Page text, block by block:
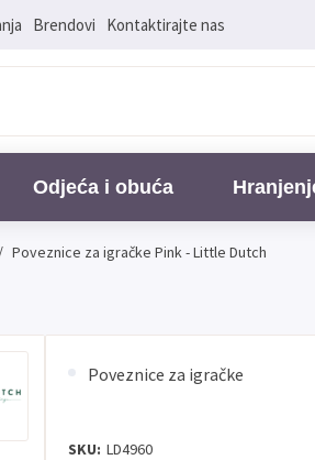
Brendovi Kontaktirajte nas
Odjeća i obuća
/ Poveznice za igračke Pink - Little Dutch
Poveznice za igračke
SKU: LD4960